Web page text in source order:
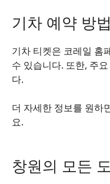
기차 예약 방법
기차 티켓은 코레일 홈
수 있습니다. 또한, 주
다.
더 자세한 정보를 원하
요.
창원의 모든